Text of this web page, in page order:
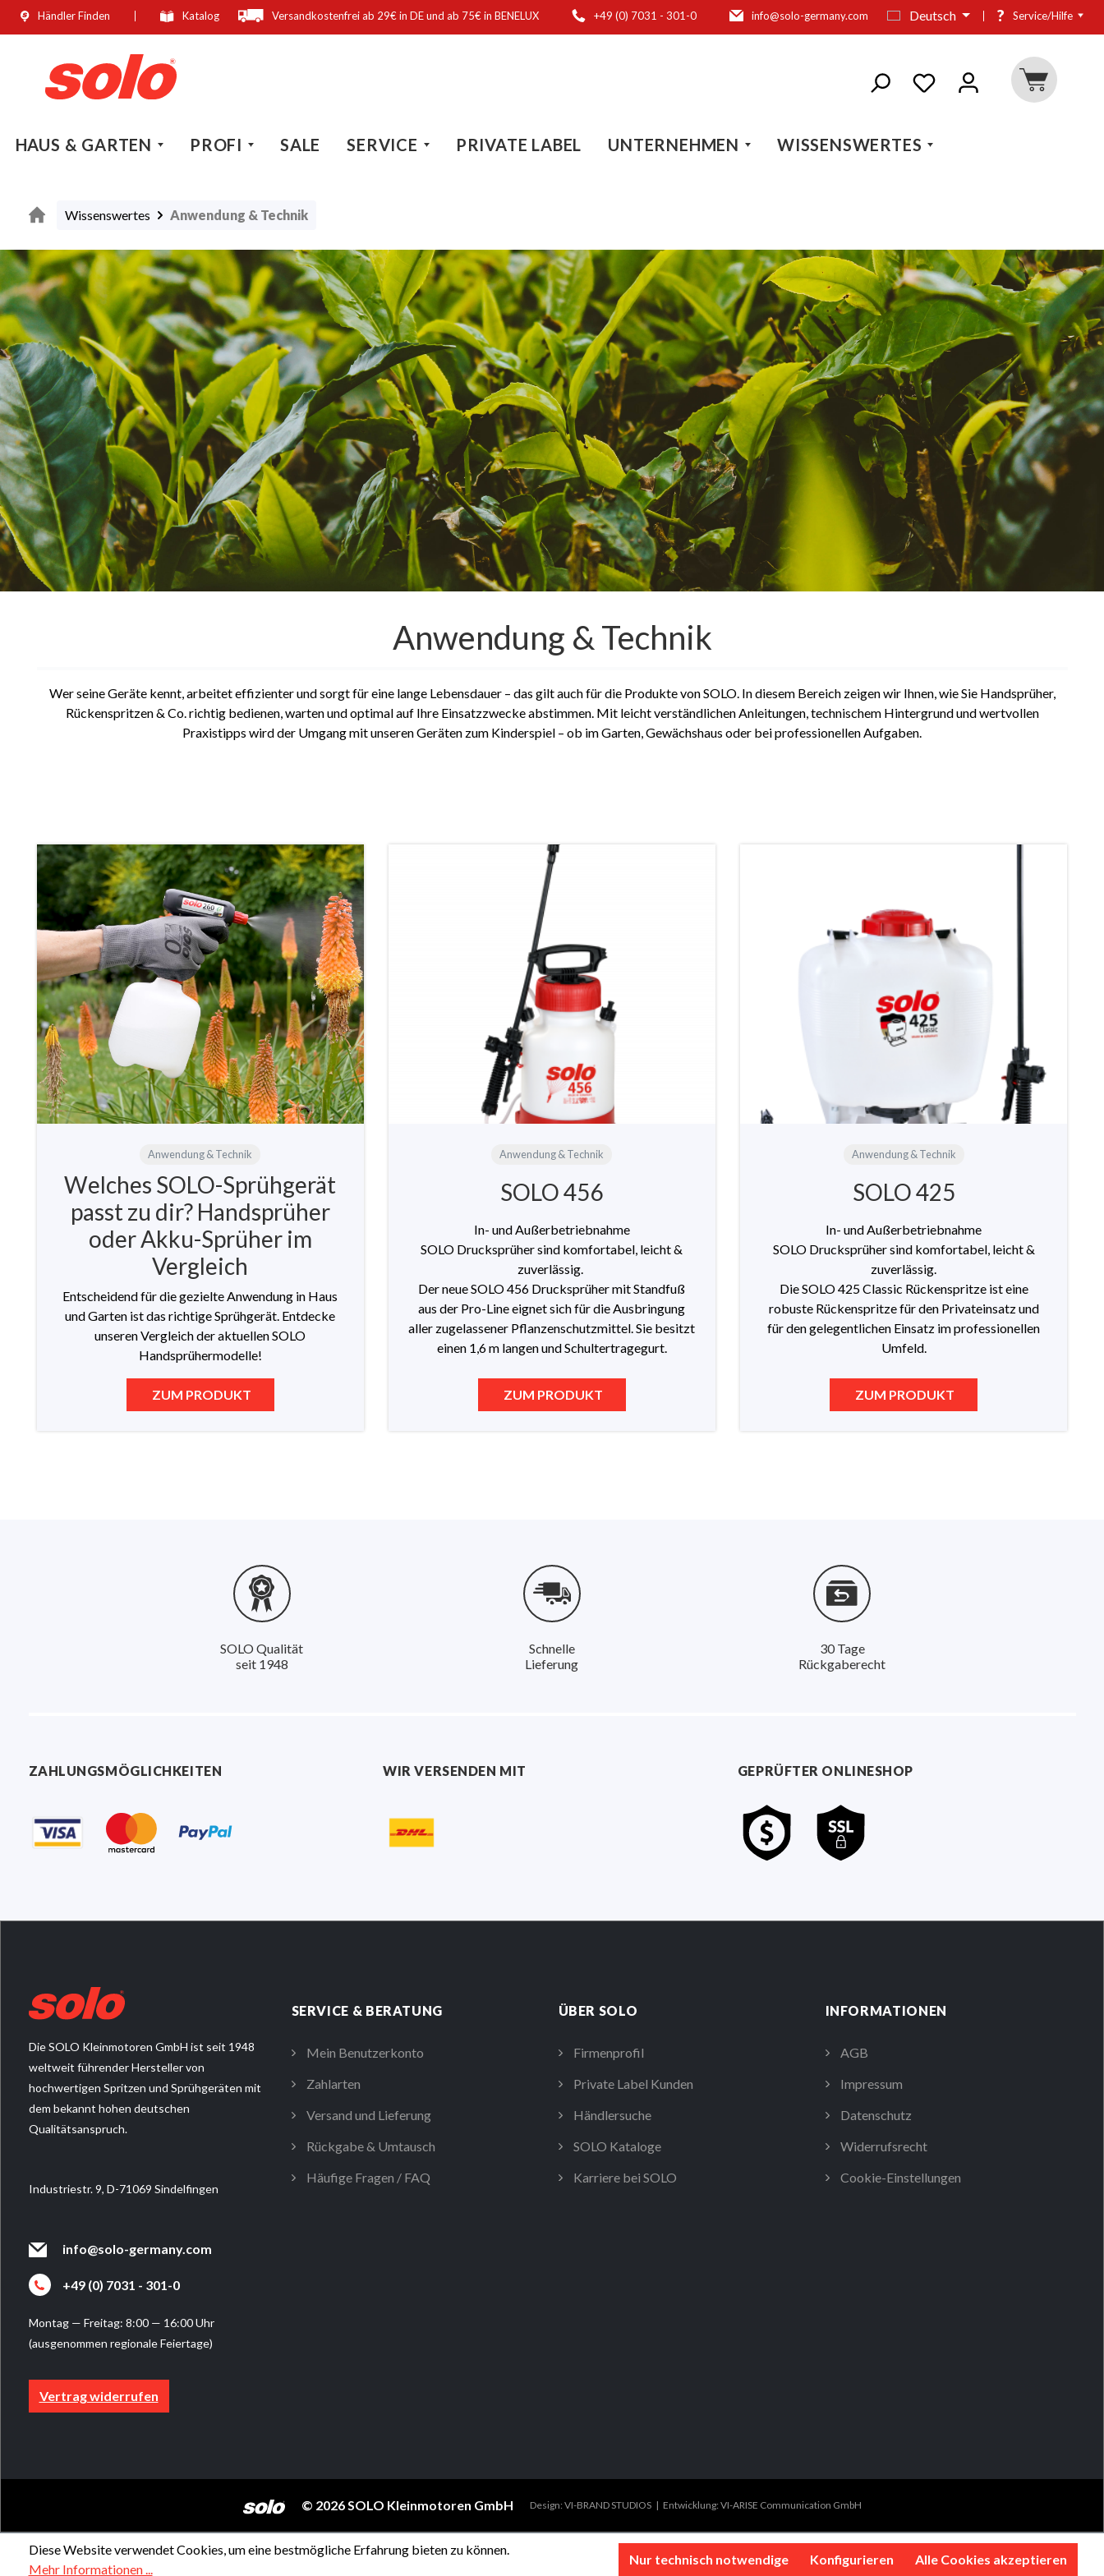
Zur Hauptnavigation springen
Händler Finden Katalog Versandkostenfrei ab 29€ in DE und ab 75€ in BENELUX +49 (0) 7031 - 301-0 info@solo-germany.com Deutsch ? Service/Hilfe
HAUS & GARTEN PROFI SALE SERVICE PRIVATE LABEL UNTERNEHMEN WISSENSWERTES
Wissenswertes Anwendung & Technik
Anwendung & Technik
Wer seine Geräte kennt, arbeitet effizienter und sorgt für eine lange Lebensdauer – das gilt auch für die Produkte von SOLO. In diesem Bereich zeigen wir Ihnen, wie Sie Handsprüher,
Rückenspritzen & Co. richtig bedienen, warten und optimal auf Ihre Einsatzzwecke abstimmen. Mit leicht verständlichen Anleitungen, technischem Hintergrund und wertvollen
Praxistipps wird der Umgang mit unseren Geräten zum Kinderspiel – ob im Garten, Gewächshaus oder bei professionellen Aufgaben.
Anwendung & Technik
Welches SOLO-Sprühgerät
passt zu dir? Handsprüher
oder Akku-Sprüher im
Vergleich
Entscheidend für die gezielte Anwendung in Haus
und Garten ist das richtige Sprühgerät. Entdecke
unseren Vergleich der aktuellen SOLO
Handsprühermodelle!
ZUM PRODUKT
Anwendung & Technik
SOLO 456
In- und Außerbetriebnahme
SOLO Drucksprüher sind komfortabel, leicht &
zuverlässig.
Der neue SOLO 456 Drucksprüher mit Standfuß
aus der Pro-Line eignet sich für die Ausbringung
aller zugelassener Pflanzenschutzmittel. Sie besitzt
einen 1,6 m langen und Schultertragegurt.
ZUM PRODUKT
Anwendung & Technik
SOLO 425
In- und Außerbetriebnahme
SOLO Drucksprüher sind komfortabel, leicht &
zuverlässig.
Die SOLO 425 Classic Rückenspritze ist eine
robuste Rückenspritze für den Privateinsatz und
für den gelegentlichen Einsatz im professionellen
Umfeld.
ZUM PRODUKT
SOLO Qualität
seit 1948
Schnelle
Lieferung
30 Tage
Rückgaberecht
ZAHLUNGSMÖGLICHKEITEN WIR VERSENDEN MIT GEPRÜFTER ONLINESHOP
Die SOLO Kleinmotoren GmbH ist seit 1948
weltweit führender Hersteller von
hochwertigen Spritzen und Sprühgeräten mit
dem bekannt hohen deutschen
Qualitätsanspruch.
Industriestr. 9, D-71069 Sindelfingen
info@solo-germany.com
+49 (0) 7031 - 301-0
Montag — Freitag: 8:00 — 16:00 Uhr
(ausgenommen regionale Feiertage)
Vertrag widerrufen
SERVICE & BERATUNG
Mein Benutzerkonto
Zahlarten
Versand und Lieferung
Rückgabe & Umtausch
Häufige Fragen / FAQ
ÜBER SOLO
Firmenprofil
Private Label Kunden
Händlersuche
SOLO Kataloge
Karriere bei SOLO
INFORMATIONEN
AGB
Impressum
Datenschutz
Widerrufsrecht
Cookie-Einstellungen
© 2026 SOLO Kleinmotoren GmbH Design: VI-BRAND STUDIOS Entwicklung: VI-ARISE Communication GmbH
Diese Website verwendet Cookies, um eine bestmögliche Erfahrung bieten zu können.
Mehr Informationen ...
Nur technisch notwendige Konfigurieren Alle Cookies akzeptieren